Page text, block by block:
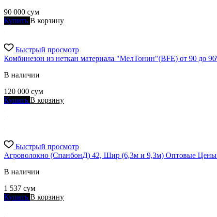
90 000 сум
Купить В корзину
Быстрый просмотр
Комбинезон из неткан материала "МелТонин"(BFE) от 90 до
В наличии
120 000 сум
Купить В корзину
Быстрый просмотр
Агроволокно (СпанбонД) 42, Шир (6,3м и 9,3м) Оптовые
В наличии
1 537 сум
Купить В корзину